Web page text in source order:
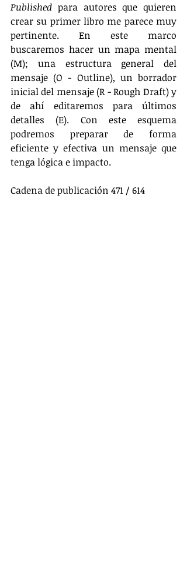
Published para autores que quieren
crear su primer libro me parece muy
pertinente. En este marco
buscaremos hacer un mapa mental
(M); una estructura general del
mensaje (O - Outline), un borrador
inicial del mensaje (R - Rough Draft) y
de ahí editaremos para últimos
detalles (E). Con este esquema
podremos preparar de forma
eficiente y efectiva un mensaje que
tenga lógica e impacto.
Cadena de publicación 471 / 614